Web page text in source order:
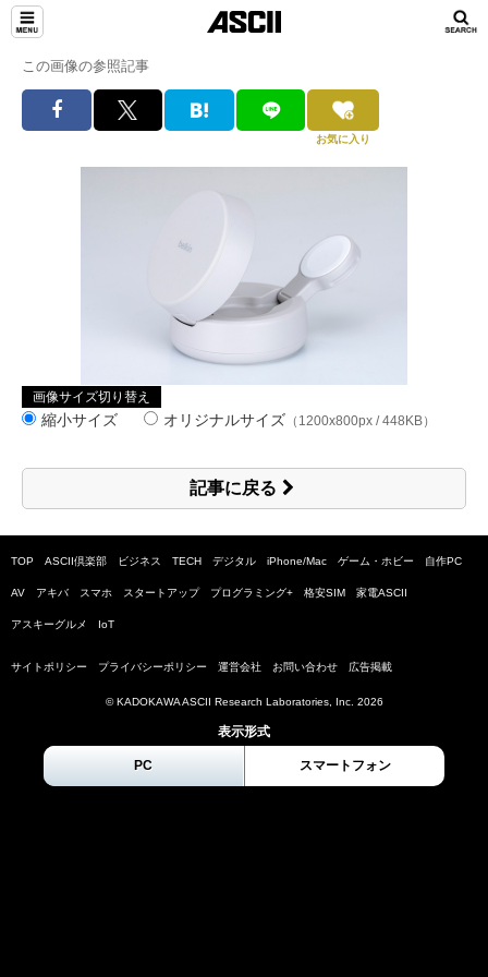
この画像の参照記事
お気に入り
画像サイズ切り替え
縮小サイズ オリジナルサイズ （1200x800px / 448KB）
記事に戻る
TOP ASCII倶楽部 ビジネス TECH デジタル iPhone/Mac ゲーム・ホビー 自作PC
AV アキバ スマホ スタートアップ プログラミング+ 格安SIM 家電ASCII
アスキーグルメ IoT
サイトポリシー プライバシーポリシー 運営会社 お問い合わせ 広告掲載
© KADOKAWA ASCII Research Laboratories, Inc. 2026
表示形式
PC スマートフォン